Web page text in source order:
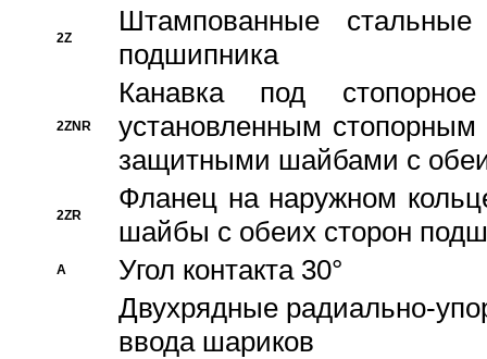
2Z
Штампованные
подшипника
2ZNR
Канавка под
установленным
защитными шайбами с
2ZR
Фланец на наружном
шайбы с обеих сторон
A
Угол контакта 30°
Двухрядные радиально-
ввода шариков